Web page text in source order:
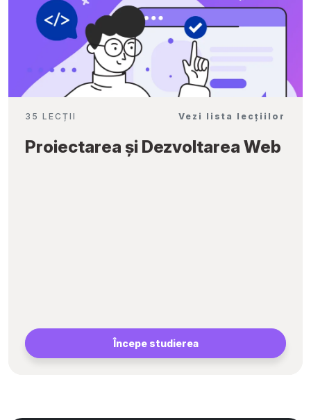
35 LECȚII Vezi lista lecțiilor
Proiectarea și Dezvoltarea Web
Începe studierea